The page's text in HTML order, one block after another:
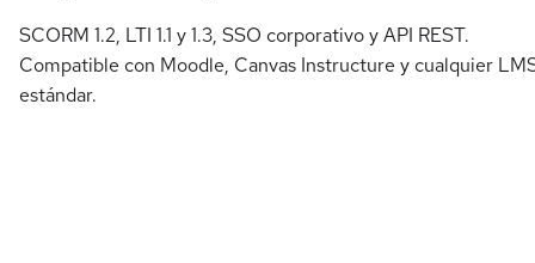
SCORM 1.2, LTI 1.1 y 1.3, SSO corporativo y API REST.
Compatible con Moodle, Canvas Instructure y cualquier
estándar.